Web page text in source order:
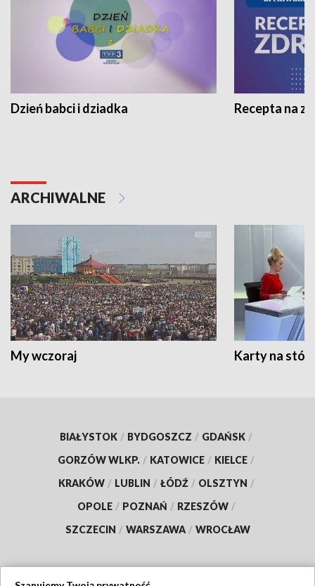
Dzień babci i dziadka Recepta na
ARCHIWALNE
My wczoraj Karty na
BIAŁYSTOK / BYDGOSZCZ / GDAŃSK /
GORZÓW WLKP. / KATOWICE / KIELCE /
KRAKÓW / LUBLIN / ŁÓDŹ / OLSZTYN /
OPOLE / POZNAŃ / RZESZÓW /
SZCZECIN / WARSZAWA / WROCŁAW